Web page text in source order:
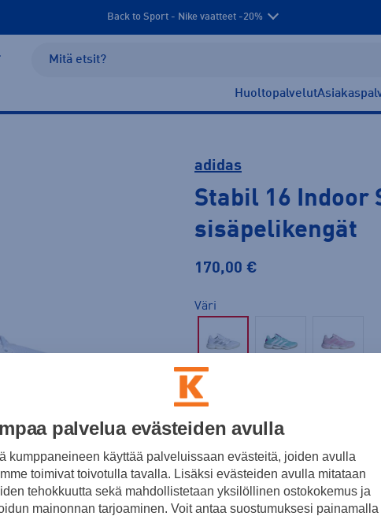
Back to Sport - Nike vaatteet -20%
Huoltopalvelut
adidas
Stabil 16 Indoor
sisäpelikengät
170,00 €
Väri
36 36 ⅔
Kokotaulukko
palvelua evästeiden avulla
kumppaneineen käyttää palveluissaan evästeitä, joiden avulla
toimivat toivotulla tavalla. Lisäksi evästeiden avulla mitataan
tehokkuutta sekä mahdollistetaan yksilöllinen ostokokemus ja
mainonnan tarjoaminen. Voit antaa suostumuksesi painamalla